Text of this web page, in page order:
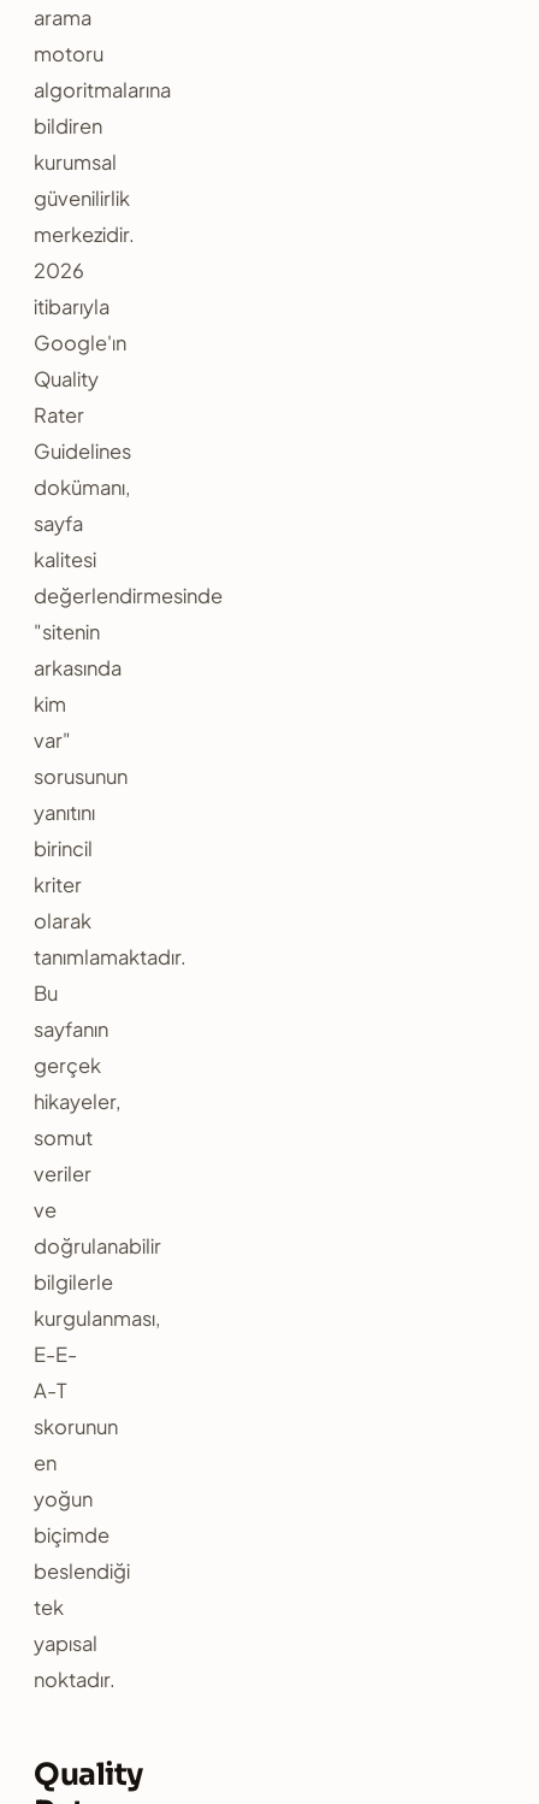
arama
motoru
algoritmalarına
bildiren
kurumsal
güvenilirlik
merkezidir.
2026
itibarıyla
Google'ın
Quality
Rater
Guidelines
dokümanı,
sayfa
kalitesi
değerlendirmesinde
"sitenin
arkasında
kim
var"
sorusunun
yanıtını
birincil
kriter
olarak
tanımlamaktadır.
Bu
sayfanın
gerçek
hikayeler,
somut
veriler
ve
doğrulanabilir
bilgilerle
kurgulanması,
E-E-
A-T
skorunun
en
yoğun
biçimde
beslendiği
tek
yapısal
noktadır.
Quality